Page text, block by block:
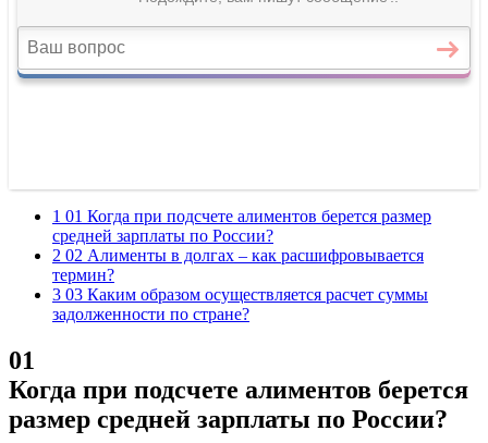
1 01 Когда при подсчете алиментов берется размер
средней зарплаты по России?
2 02 Алименты в долгах – как расшифровывается
термин?
3 03 Каким образом осуществляется расчет суммы
задолженности по стране?
01
Когда при подсчете алиментов берется
размер средней зарплаты по России?